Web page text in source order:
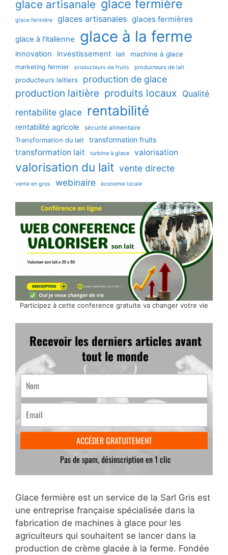
glace artisanale glace fermière
glace fermière glaces artisanales glaces fermières
glace à l'italienne glace à la ferme
innovation investissement lait machine à glace
marketing fermier producteurs de fruits producteurs de lait
producteurs laitiers production de glace
production laitière produits locaux Qualité
rentabilite glace rentabilité
rentabilité agricole sécurité alimentaire
Transformation du lait transformation fruits
transformation lait turbine à glace valorisation
valorisation du lait vente directe
vente en gros webinaire économie locale
Participez à cette conference gratuite va changer votre vie
Glace fermière est un service de la Sarl Gris est
une entreprise française spécialisée dans la
fabrication de machines à glace pour les
agriculteurs qui souhaitent se lancer dans la
production de crème glacée à la ferme. Fondée